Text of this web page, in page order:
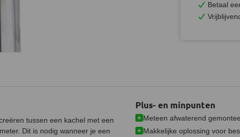
Betaal
tussen een kachel met een
Dit is nodig wanneer je een
Plus- en minpunten
Meteen afwaterend
Makkelijke oplossing voor